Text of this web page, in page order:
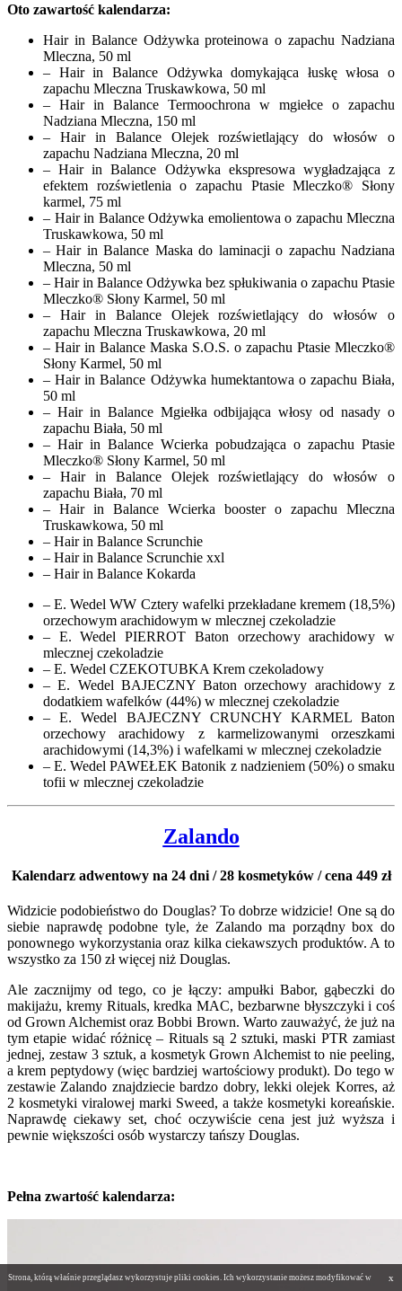
Oto zawartość kalendarza:
Hair in Balance Odżywka proteinowa o zapachu Nadziana
Mleczna, 50 ml
– Hair in Balance Odżywka domykająca łuskę włosa o
zapachu Mleczna Truskawkowa, 50 ml
– Hair in Balance Termoochrona w mgiełce o zapachu
Nadziana Mleczna, 150 ml
– Hair in Balance Olejek rozświetlający do włosów o
zapachu Nadziana Mleczna, 20 ml
– Hair in Balance Odżywka ekspresowa wygładzająca z
efektem rozświetlenia o zapachu Ptasie Mleczko® Słony
karmel, 75 ml
– Hair in Balance Odżywka emolientowa o zapachu Mleczna
Truskawkowa, 50 ml
– Hair in Balance Maska do laminacji o zapachu Nadziana
Mleczna, 50 ml
– Hair in Balance Odżywka bez spłukiwania o zapachu Ptasie
Mleczko® Słony Karmel, 50 ml
– Hair in Balance Olejek rozświetlający do włosów o
zapachu Mleczna Truskawkowa, 20 ml
– Hair in Balance Maska S.O.S. o zapachu Ptasie Mleczko®
Słony Karmel, 50 ml
– Hair in Balance Odżywka humektantowa o zapachu Biała,
50 ml
– Hair in Balance Mgiełka odbijająca włosy od nasady o
zapachu Biała, 50 ml
– Hair in Balance Wcierka pobudzająca o zapachu Ptasie
Mleczko® Słony Karmel, 50 ml
– Hair in Balance Olejek rozświetlający do włosów o
zapachu Biała, 70 ml
– Hair in Balance Wcierka booster o zapachu Mleczna
Truskawkowa, 50 ml
– Hair in Balance Scrunchie
– Hair in Balance Scrunchie xxl
– Hair in Balance Kokarda
– E. Wedel WW Cztery wafelki przekładane kremem (18,5%)
orzechowym arachidowym w mlecznej czekoladzie
– E. Wedel PIERROT Baton orzechowy arachidowy w
mlecznej czekoladzie
– E. Wedel CZEKOTUBKA Krem czekoladowy
– E. Wedel BAJECZNY Baton orzechowy arachidowy z
dodatkiem wafelków (44%) w mlecznej czekoladzie
– E. Wedel BAJECZNY CRUNCHY KARMEL Baton
orzechowy arachidowy z karmelizowanymi orzeszkami
arachidowymi (14,3%) i wafelkami w mlecznej czekoladzie
– E. Wedel PAWEŁEK Batonik z nadzieniem (50%) o smaku
tofii w mlecznej czekoladzie
Zalando
Kalendarz adwentowy na 24 dni / 28 kosmetyków / cena 449 zł
Widzicie podobieństwo do Douglas? To dobrze widzicie! One są do
siebie naprawdę podobne tyle, że Zalando ma porządny box do
ponownego wykorzystania oraz kilka ciekawszych produktów. A to
wszystko za 150 zł więcej niż Douglas.
Ale zacznijmy od tego, co je łączy: ampułki Babor, gąbeczki do
makijażu, kremy Rituals, kredka MAC, bezbarwne błyszczyki i coś
od Grown Alchemist oraz Bobbi Brown. Warto zauważyć, że już na
tym etapie widać różnicę – Rituals są 2 sztuki, maski PTR zamiast
jednej, zestaw 3 sztuk, a kosmetyk Grown Alchemist to nie peeling,
a krem peptydowy (więc bardziej wartościowy produkt). Do tego w
zestawie Zalando znajdziecie bardzo dobry, lekki olejek Korres, aż
2 kosmetyki viralowej marki Sweed, a także kosmetyki koreańskie.
Naprawdę ciekawy set, choć oczywiście cena jest już wyższa i
pewnie większości osób wystarczy tańszy Douglas.
Pełna zwartość kalendarza:
Strona, którą właśnie przeglądasz wykorzystuje pliki cookies. Ich wykorzystanie możesz modyfikować w x